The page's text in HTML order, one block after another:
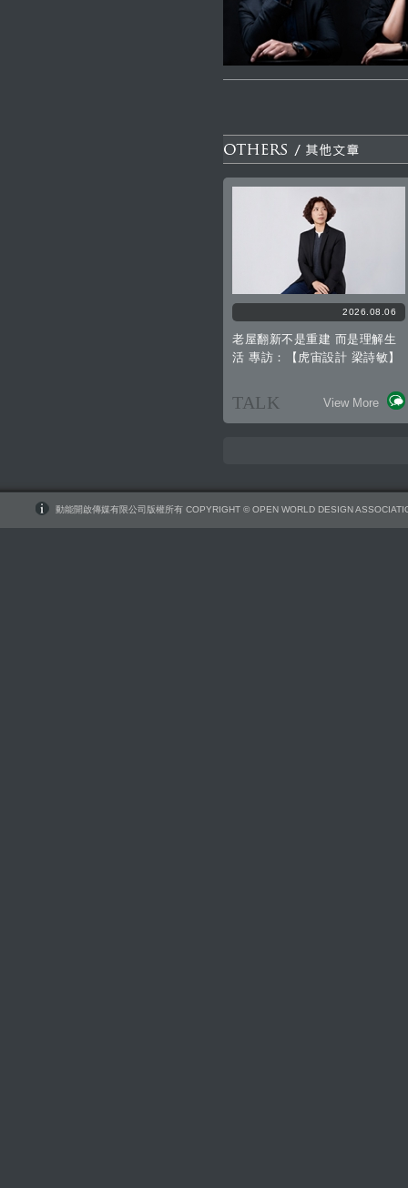
2026.08.06
老屋翻新不是重建 而是理解生
活 專訪：【虎宙設計 梁詩敏】
TALK View More
動能開啟傳媒有限公司版權所有 COPYRIGHT © OPEN WORLD DESIGN